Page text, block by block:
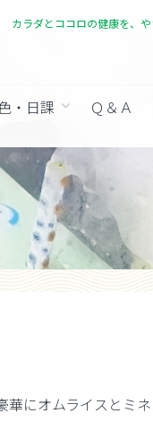
カラダとココロの健康を、
・日課 Ｑ＆Ａ
華にオムライスとミ